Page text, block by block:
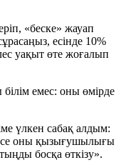
«беске» жауап
есінде 10%
уақыт өте жоғалып
емес: оны өмірде
үлкен сабақ алдым:
оны қызығушылығы
босқа өткізу».